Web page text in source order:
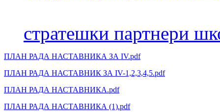
стратешки партнери
ПЛАН РАДА НАСТАВНИКА ЗА IV.pdf
ПЛАН РАДА НАСТАВНИК ЗА IV-1,2,3,4,5.pdf
ПЛАН РАДА НАСТАВНИКА.pdf
ПЛАН РАДА НАСТАВНИКА (1).pdf